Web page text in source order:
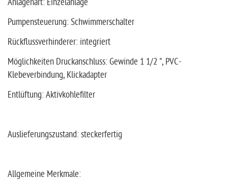
Anlagenart: Einzelanlage
Pumpensteuerung: Schwimmerschalter
Rückflussverhinderer: integriert
Möglichkeiten Druckanschluss: Gewinde 1 1/2 ", PVC-
Klebeverbindung, Klickadapter
Entlüftung: Aktivkohlefilter
Auslieferungszustand: steckerfertig
Allgemeine Merkmale: